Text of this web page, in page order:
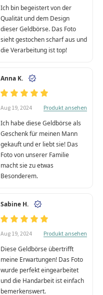
Ich bin begeistert von der
Qualität und dem Design
dieser Geldbörse. Das Foto
sieht gestochen scharf aus und
die Verarbeitung ist top!
Anna K.
Aug 19, 2024 Produkt ansehen
Ich habe diese Geldbörse als
Geschenk für meinen Mann
gekauft und er liebt sie! Das
Foto von unserer Familie
macht sie zu etwas
Besonderem.
Sabine H.
Aug 19, 2024 Produkt ansehen
Diese Geldbörse übertrifft
meine Erwartungen! Das Foto
wurde perfekt eingearbeitet
und die Handarbeit ist einfach
bemerkenswert.